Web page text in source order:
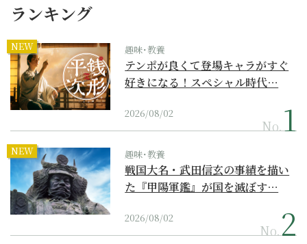
ランキング
NEW 趣味･教養
テンポが良くて登場キャラがすぐ
好きになる！スペシャル時代…
2026/08/02
No.
NEW 趣味･教養
戦国大名・武田信玄の事績を描い
た『甲陽軍鑑』が国を滅ぼす…
2026/08/02
No.